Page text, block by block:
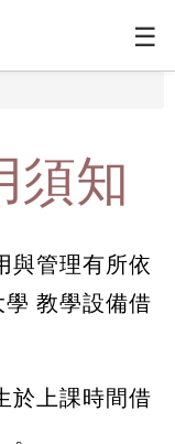
☰
須知
與管理有所依
教學設備借
於上課時間借